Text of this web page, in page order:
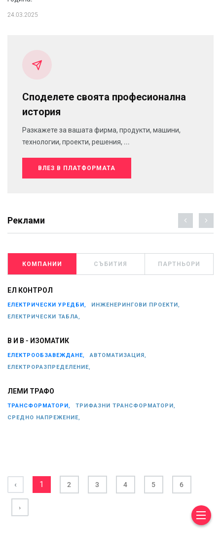
24.03.2025
Споделете своята професионална
история
Разкажете за вашата фирма, продукти, машини,
технологии, проекти, решения, ...
ВЛЕЗ В ПЛАТФОРМАТА
Реклами
КОМПАНИИ СЪБИТИЯ ПАРТНЬОРИ
ЕЛ КОНТРОЛ
ЕЛЕКТРИЧЕСКИ УРЕДБИ,
ИНЖЕНЕРИНГОВИ ПРОЕКТИ,
ЕЛЕКТРИЧЕСКИ ТАБЛА,
В И В - ИЗОМАТИК
ЕЛЕКТРООБЗАВЕЖДАНЕ,
АВТОМАТИЗАЦИЯ,
ЕЛЕКТРОРАЗПРЕДЕЛЕНИЕ,
ЛЕМИ ТРАФО
ТРАНСФОРМАТОРИ,
ТРИФАЗНИ ТРАНСФОРМАТОРИ,
СРЕДНО НАПРЕЖЕНИЕ,
‹ 1 2 3 4 5 6
›